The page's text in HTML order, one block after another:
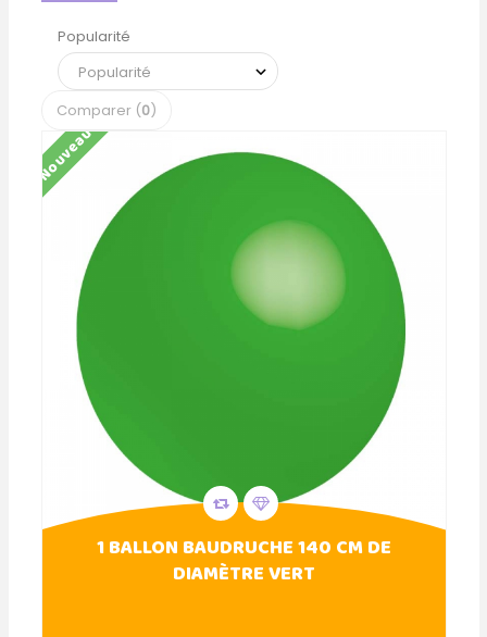
Popularité
Comparer (0)
Nouveau
1 BALLON BAUDRUCHE 140 CM DE
DIAMÈTRE VERT